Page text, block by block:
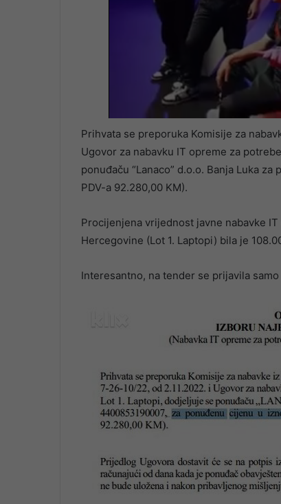
Prihvata se preporuka Komisije za
Ugovor za nabavku IT opreme za
ponuđaču “Lanaco” d.o.o. Banja Luka
PDV-a 92.280,00 KM).
Procijenjena vrijednost javne nabavke
Hercegovine (Lot 1. Laptopi) bila je
Interesantno, na tender se prijavila